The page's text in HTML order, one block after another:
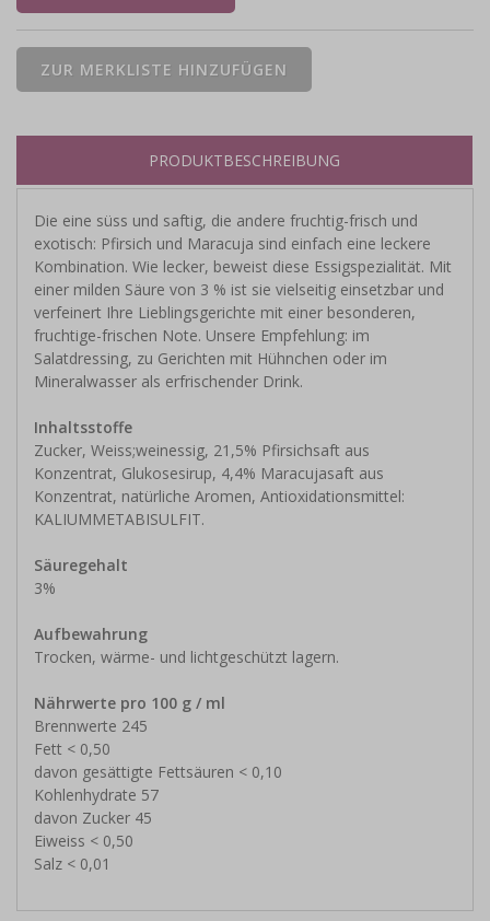
PRODUKTBESCHREIBUNG
Die eine süss und saftig, die andere fruchtig-frisch und
exotisch: Pfirsich und Maracuja sind einfach eine leckere
Kombination. Wie lecker, beweist diese Essigspezialität. Mit
einer milden Säure von 3 % ist sie vielseitig einsetzbar und
verfeinert Ihre Lieblingsgerichte mit einer besonderen,
fruchtige-frischen Note. Unsere Empfehlung: im
Salatdressing, zu Gerichten mit Hühnchen oder im
Mineralwasser als erfrischender Drink.
Inhaltsstoffe
Zucker, Weiss;weinessig, 21,5% Pfirsichsaft aus
Konzentrat, Glukosesirup, 4,4% Maracujasaft aus
Konzentrat, natürliche Aromen, Antioxidationsmittel:
KALIUMMETABISULFIT.
Säuregehalt
3%
Aufbewahrung
Trocken, wärme- und lichtgeschützt lagern.
Nährwerte pro 100 g / ml
Brennwerte 245
Fett < 0,50
davon gesättigte Fettsäuren < 0,10
Kohlenhydrate 57
davon Zucker 45
Eiweiss < 0,50
Salz < 0,01